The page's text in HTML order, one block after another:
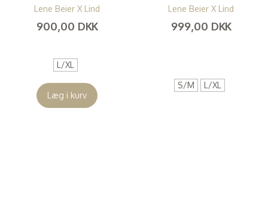
Lene Beier X Lind
900,00 DKK
L/XL
Læg i kurv
Lene Beier X Lind
999,00 DKK
S/M L/XL